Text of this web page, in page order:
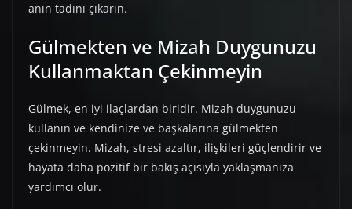
anın tadını çıkarın.
Gülmekten ve Mizah Duygunuzu
Kullanmaktan Çekinmeyin
Gülmek, en iyi ilaçlardan biridir. Mizah duygunuzu
kullanın ve kendinize ve başkalarına gülmekten
çekinmeyin. Mizah, stresi azaltır, ilişkileri güçlendirir ve
hayata daha pozitif bir bakış açısıyla yaklaşmanıza
yardımcı olur.